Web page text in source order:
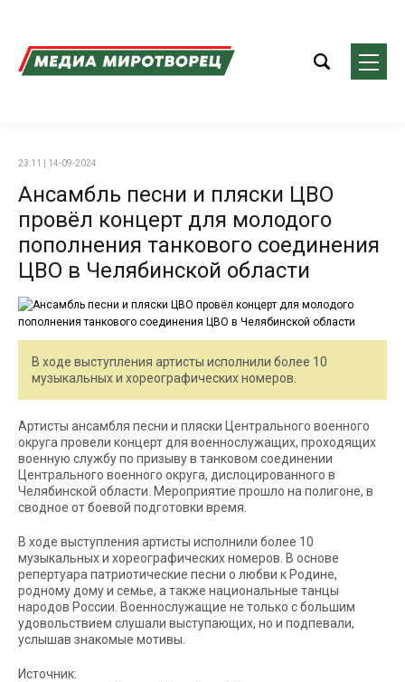
23:11 | 14-09-2024
Ансамбль песни и пляски ЦВО
провёл концерт для молодого
пополнения танкового соединения
ЦВО в Челябинской области
В ходе выступления артисты исполнили более 10
музыкальных и хореографических номеров.
Артисты ансамбля песни и пляски Центрального военного
округа провели концерт для военнослужащих, проходящих
военную службу по призыву в танковом соединении
Центрального военного округа, дислоцированного в
Челябинской области. Мероприятие прошло на полигоне, в
сводное от боевой подготовки время.
В ходе выступления артисты исполнили более 10
музыкальных и хореографических номеров. В основе
репертуара патриотические песни о любви к Родине,
родному дому и семье, а также национальные танцы
народов России. Военнослужащие не только с большим
удовольствием слушали выступающих, но и подпевали,
услышав знакомые мотивы.
Источник: